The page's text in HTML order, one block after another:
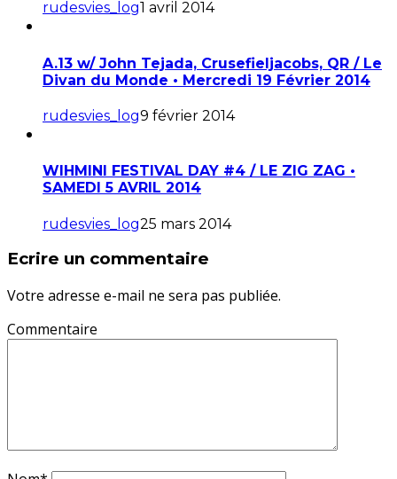
rudesvies_log1 avril 2014
A.13 w/ John Tejada, Crusefieljacobs, QR / Le
Divan du Monde • Mercredi 19 Février 2014
rudesvies_log9 février 2014
WIHMINI FESTIVAL DAY #4 / LE ZIG ZAG •
SAMEDI 5 AVRIL 2014
rudesvies_log25 mars 2014
Ecrire un commentaire
Votre adresse e-mail ne sera pas publiée.
Commentaire